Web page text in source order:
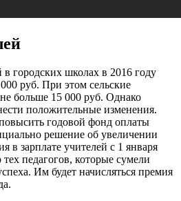
в городских школах в 2016 году
руб. При этом сельские
больше 15 000 руб. Однако
положительные изменения.
годовой фонд оплаты
решение об увеличении
в зарплате учителей с 1 января
тех педагогов, которые сумели
Им будет начисляться премия